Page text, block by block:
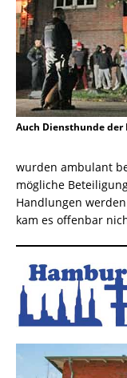
Auch Diensthunde der
wurden ambulant
mögliche
Handlungen
kam es offenbar